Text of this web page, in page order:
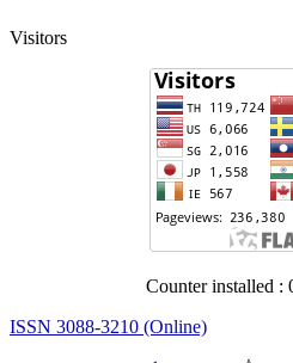
Visitors
Counter installed :
ISSN 3088-3210 (Online)